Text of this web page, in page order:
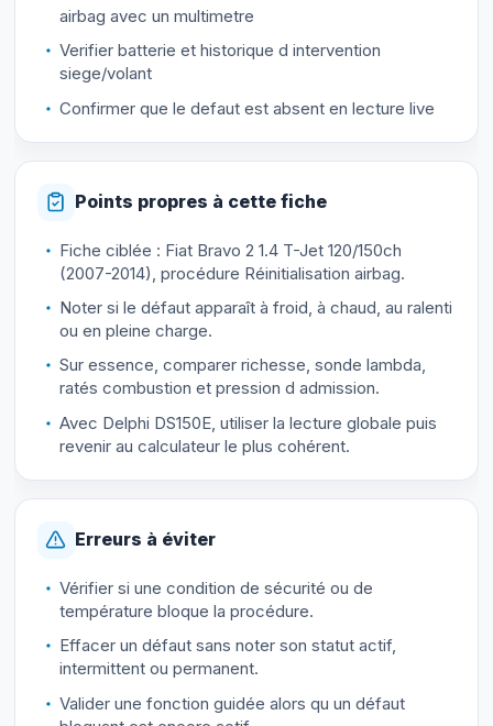
airbag avec un multimetre
Verifier batterie et historique d intervention
siege/volant
Confirmer que le defaut est absent en lecture live
Points propres à cette fiche
Fiche ciblée : Fiat Bravo 2 1.4 T-Jet 120/150ch
(2007-2014), procédure Réinitialisation airbag.
Noter si le défaut apparaît à froid, à chaud, au ralenti
ou en pleine charge.
Sur essence, comparer richesse, sonde lambda,
ratés combustion et pression d admission.
Avec Delphi DS150E, utiliser la lecture globale puis
revenir au calculateur le plus cohérent.
Erreurs à éviter
Vérifier si une condition de sécurité ou de
température bloque la procédure.
Effacer un défaut sans noter son statut actif,
intermittent ou permanent.
Valider une fonction guidée alors qu un défaut